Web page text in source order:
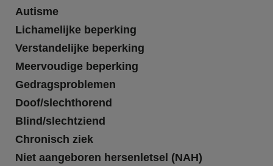
Autisme
Lichamelijke beperking
Verstandelijke beperking
Meervoudige beperking
Gedragsproblemen
Doof/slechthorend
Blind/slechtziend
Chronisch ziek
Niet aangeboren hersenletsel (NAH)